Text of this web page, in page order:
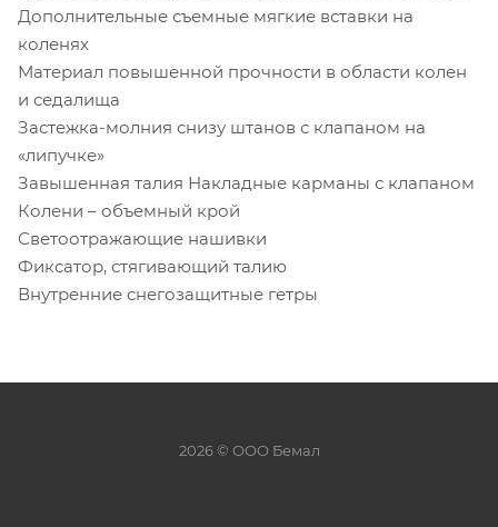
Дополнительные съемные мягкие вставки на
коленях
Материал повышенной прочности в области колен
и седалища
Застежка-молния снизу штанов с клапаном на
«липучке»
Завышенная талия Накладные карманы с клапаном
Колени – объемный крой
Светоотражающие нашивки
Фиксатор, стягивающий талию
Внутренние снегозащитные гетры
2026 © ООО Бемал